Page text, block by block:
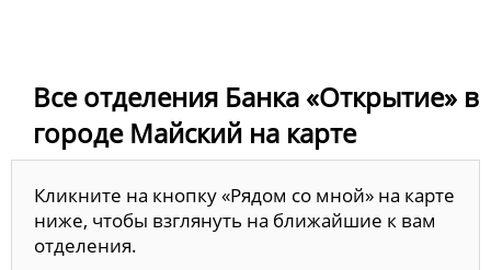
Все отделения Банка «Открытие» в
городе Майский на карте
Кликните на кнопку «Рядом со мной» на карте
ниже, чтобы взглянуть на ближайшие к вам
отделения.